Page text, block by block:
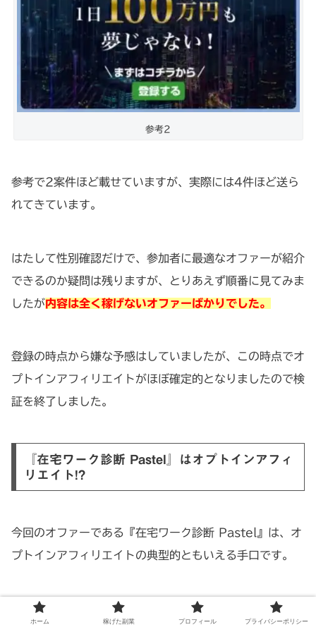
参考2
参考で2案件ほど載せていますが、実際には4件ほど送ら
れてきています。
はたして性別確認だけで、参加者に最適なオファーが紹介
できるのか疑問は残りますが、とりあえず順番に見てみま
したが内容は全く稼げないオファーばかりでした。
登録の時点から嫌な予感はしていましたが、この時点でオ
プトインアフィリエイトがほぼ確定的となりましたので検
証を終了しました。
『在宅ワーク診断 Pastel』はオプトインアフィ
リエイト!?
今回のオファーである『在宅ワーク診断 Pastel』は、オ
プトインアフィリエイトの典型的ともいえる手口です。
◆オプトインアフィリエイトとは
ホーム 稼げた副業 プロフィール プライバシーポリシー